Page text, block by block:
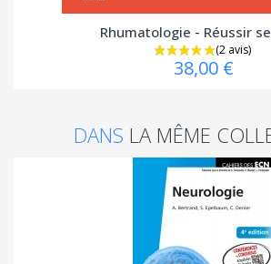
Rhumatologie - Réussir
38,00 €
DANS LA MÊME